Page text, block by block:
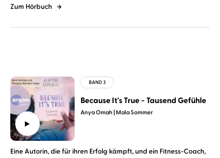
Zum Hörbuch
Anya Omah Mala Sommer
Because It's True − Tausend Gefühle
Eine Autorin, die für ihren Erfolg kämpft, und ein Fitness-Coach,